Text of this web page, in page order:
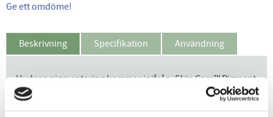
Ge ett omdöme!
Beskrivning Specifikation Användning
Hudens pigmentering kommer inifrån. Skin Care™ Pigment
Clear är en tablett med inriktning på huden och tillför din